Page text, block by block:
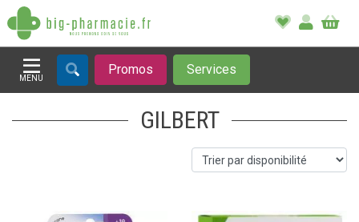
MENU
Afficher la navigation
Promos Services
GILBERT